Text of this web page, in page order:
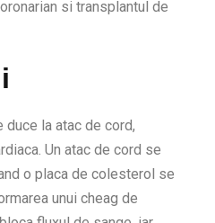
si transplantul de
duce la atac de cord,
Un atac de cord se
o placa de colesterol se
unui cheag de